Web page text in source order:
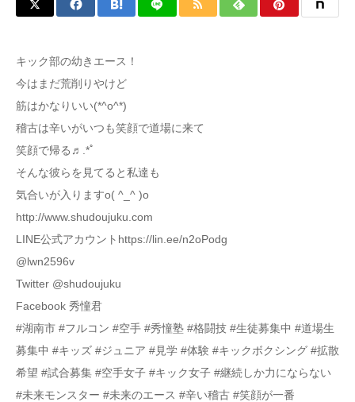
キック部の幼きエース！
今はまだ荒削りやけど
筋はかなりいい(*^o^*)
稽古は辛いがいつも笑顔で道場に来て
笑顔で帰る♬.*ﾟ
そんな彼らを見てると私達も
気合いが入りますo( ^_^ )o
http://www.shudoujuku.com
LINE公式アカウントhttps://lin.ee/n2oPodg
@lwn2596v
Twitter @shudoujuku
Facebook 秀憧君
#湖南市 #フルコン #空手 #秀憧塾 #格闘技 #生徒募集中 #道場生
募集中 #キッズ #ジュニア #見学 #体験 #キックボクシング #拡散
希望 #試合募集 #空手女子 #キック女子 #継続しか力にならない
#未来モンスター #未来のエース #辛い稽古 #笑顔が一番